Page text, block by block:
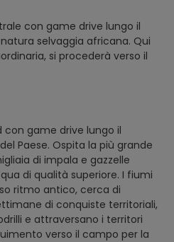
con game drive lungo il
selvaggia africana. Qui
si procederà verso il
con game drive lungo il
Paese. Ospita la più grande
di impala e gazzelle
di qualità superiore. I fiumi
ritmo antico, cerca di
di conquiste territoriali,
e attraversano i territori
verso il campo per la